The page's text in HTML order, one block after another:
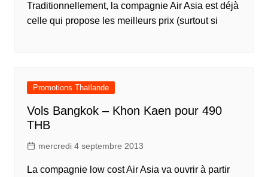
Traditionnellement, la compagnie Air Asia est déjà
celle qui propose les meilleurs prix (surtout si
Promotions Thaïlande
Vols Bangkok – Khon Kaen pour 490
THB
mercredi 4 septembre 2013
La compagnie low cost Air Asia va ouvrir à partir